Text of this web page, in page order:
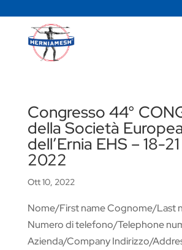
Congresso 44°
della Società Europea
dell’Ernia EHS – 18-
2022
Ott 10, 2022
Nome/First name Cognome/Last
Numero di telefono/Telephone
Azienda/Company Indirizzo/